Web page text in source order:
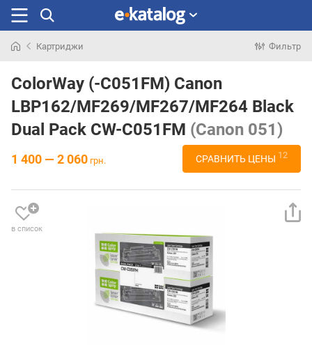
раньше
Картриджи Фильтр
ColorWay (-C051FM) Canon
LBP162/MF269/MF267/MF264 Black
Dual Pack CW-C051FM (Canon 051)
1 400 — 2 060 грн. СРАВНИТЬ ЦЕНЫ 12
в список